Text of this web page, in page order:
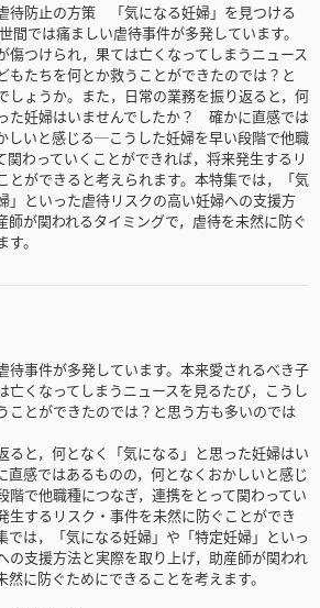
防止の方策 「気になる妊婦」を見つける
間では痛ましい虐待事件が多発しています。
傷つけられ，果ては亡くなってしまうニュース
もたちを何とか救うことができたのでは？と
しょうか。また，日常の業務を振り返ると，何
た妊婦はいませんでしたか？ 確かに直感では
しいと感じる─こうした妊婦を早い段階で他職
関わっていくことができれば，将来発生するリ
とができると考えられます。本特集では，「気
」といった虐待リスクの高い妊婦への支援方
師が関われるタイミングで，虐待を未然に防ぐ
。
待事件が多発しています。本来愛されるべき子
亡くなってしまうニュースを見るたび，こうし
ことができたのでは？と思う方も多いのでは
ると，何となく「気になる」と思った妊婦はい
感ではあるものの，何となくおかしいと感じ
で他職種につなぎ，連携をとって関わってい
生するリスク・事件を未然に防ぐことができ
では，「気になる妊婦」や「特定妊婦」といっ
の支援方法と実際を取り上げ，助産師が関われ
に防ぐためにできることを考えます。